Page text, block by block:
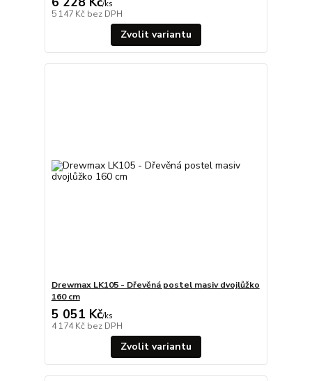
/ks
5 147 Kč bez DPH
Zvolit variantu
Drewmax LK105 - Dřevěná postel masiv dvojlůžko
160 cm
5 051 Kč/ks
4 174 Kč bez DPH
Zvolit variantu